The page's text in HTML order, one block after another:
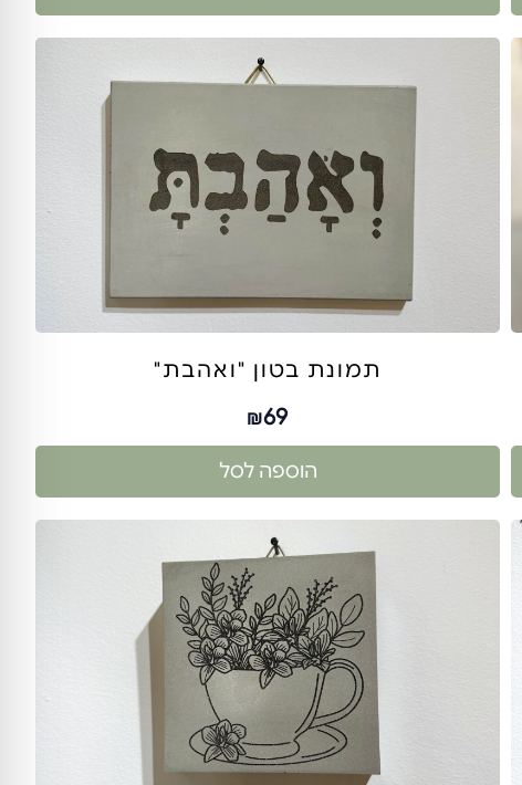
תמונת בטון "ואהבת"
₪69
הוספה לסל